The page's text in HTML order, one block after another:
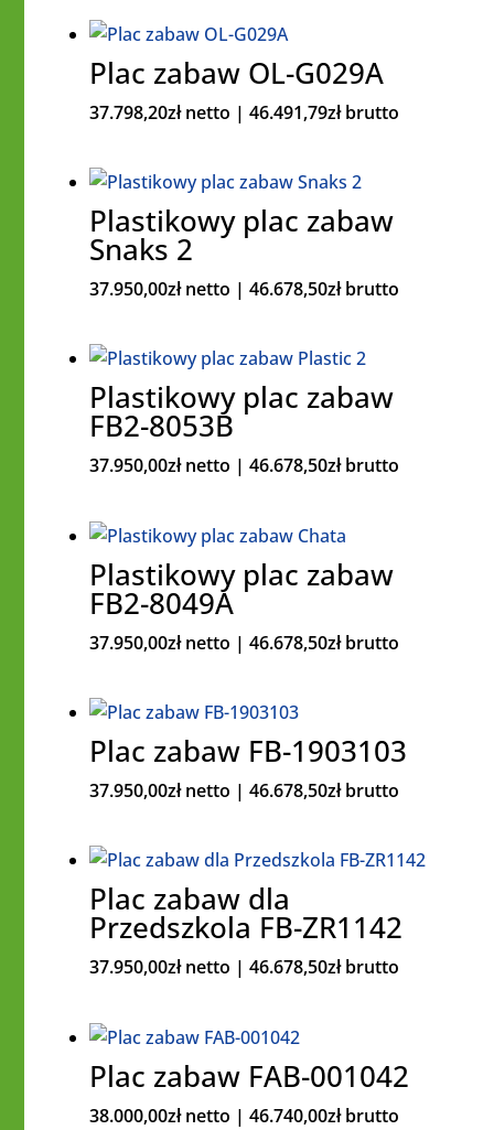
Plac zabaw OL-G029A
37.798,20zł netto | 46.491,79złbrutto
Plastikowy plac zabaw
Snaks 2
37.950,00zł netto | 46.678,50złbrutto
Plastikowy plac zabaw
FB2-8053B
37.950,00zł netto | 46.678,50złbrutto
Plastikowy plac zabaw
FB2-8049A
37.950,00zł netto | 46.678,50złbrutto
Plac zabaw FB-1903103
37.950,00zł netto | 46.678,50złbrutto
Plac zabaw dla
Przedszkola FB-ZR1142
37.950,00zł netto | 46.678,50złbrutto
Plac zabaw FAB-001042
38.000,00zł netto | 46.740,00złbrutto